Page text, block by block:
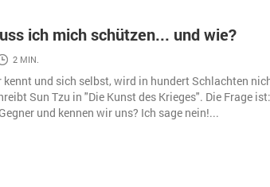
ich mich schützen... und wie?
2 MIN.
kennt und sich selbst, wird in hundert Schlachten
Sun Tzu in "Die Kunst des Krieges". Die Frage ist:
und kennen wir uns? Ich sage nein!...